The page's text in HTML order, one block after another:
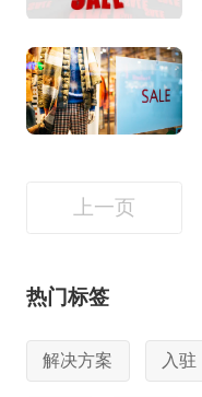
上一页
热门标签
解决方案 入驻